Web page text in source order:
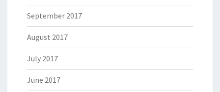
September 2017
August 2017
July 2017
June 2017